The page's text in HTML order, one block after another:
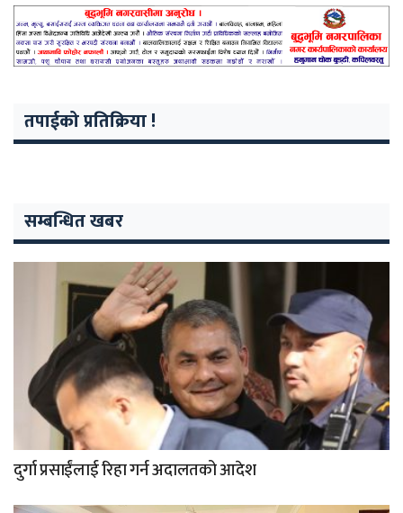
तपाईको प्रतिक्रिया !
सम्बन्धित खबर
दुर्गा प्रसाईंलाई रिहा गर्न अदालतको आदेश